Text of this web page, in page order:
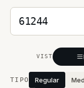
Código postal de 5
VISTA
Estaciones
TIPO Regular